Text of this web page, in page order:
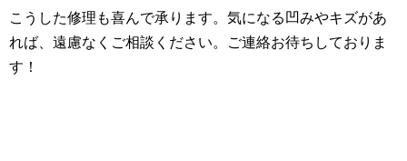
こうした修理も喜んで承ります。気になる凹みやキズがあ
れば、遠慮なくご相談ください。ご連絡お待ちしておりま
す！